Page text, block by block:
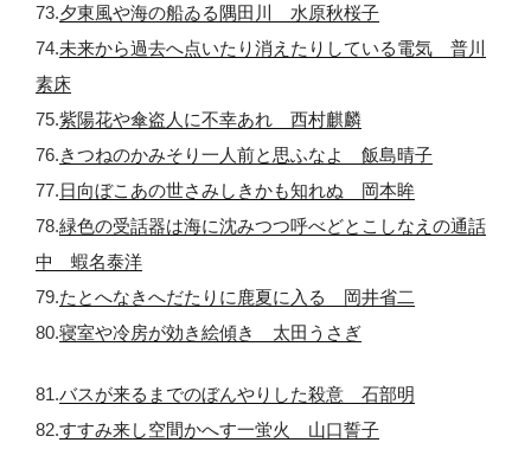
73.夕東風や海の船ゐる隅田川 水原秋桜子
74.未来から過去へ点いたり消えたりしている電気 普川
素床
75.紫陽花や傘盗人に不幸あれ 西村麒麟
76.きつねのかみそり一人前と思ふなよ 飯島晴子
77.日向ぼこあの世さみしきかも知れぬ 岡本眸
78.緑色の受話器は海に沈みつつ呼べどとこしなえの通話
中 蝦名泰洋
79.たとへなきへだたりに鹿夏に入る 岡井省二
80.寝室や冷房が効き絵傾き 太田うさぎ
81.バスが来るまでのぼんやりした殺意 石部明
82.すすみ来し空間かへす一蛍火 山口誓子